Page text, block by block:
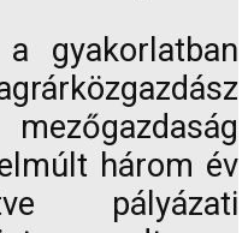
gyakorlatban
három év
pályázati